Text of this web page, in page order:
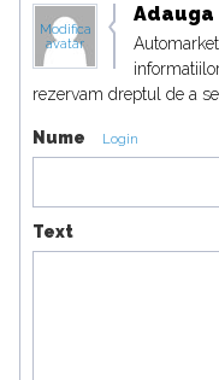
Modifica
avatar
Adauga
rezervam dreptul de a
Nume Login
Text